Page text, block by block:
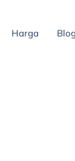
Harga Blog